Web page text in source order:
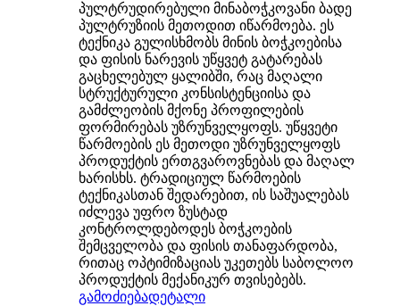
პულტრუდირებული მინაბოჭკოვანი ბადე
პულტრუზიის მეთოდით იწარმოება. ეს
ტექნიკა გულისხმობს მინის ბოჭკოებისა
და ფისის ნარევის უწყვეტ გატარებას
გაცხელებულ ყალიბში, რაც მაღალი
სტრუქტურული კონსისტენციისა და
გამძლეობის მქონე პროფილების
ფორმირებას უზრუნველყოფს. უწყვეტი
წარმოების ეს მეთოდი უზრუნველყოფს
პროდუქტის ერთგვაროვნებას და მაღალ
ხარისხს. ტრადიციულ წარმოების
ტექნიკასთან შედარებით, ის საშუალებას
იძლევა უფრო ზუსტად
კონტროლდებოდეს ბოჭკოების
შემცველობა და ფისის თანაფარდობა,
რითაც ოპტიმიზაციას უკეთებს საბოლოო
პროდუქტის მექანიკურ თვისებებს.
გამოძიებადეტალი